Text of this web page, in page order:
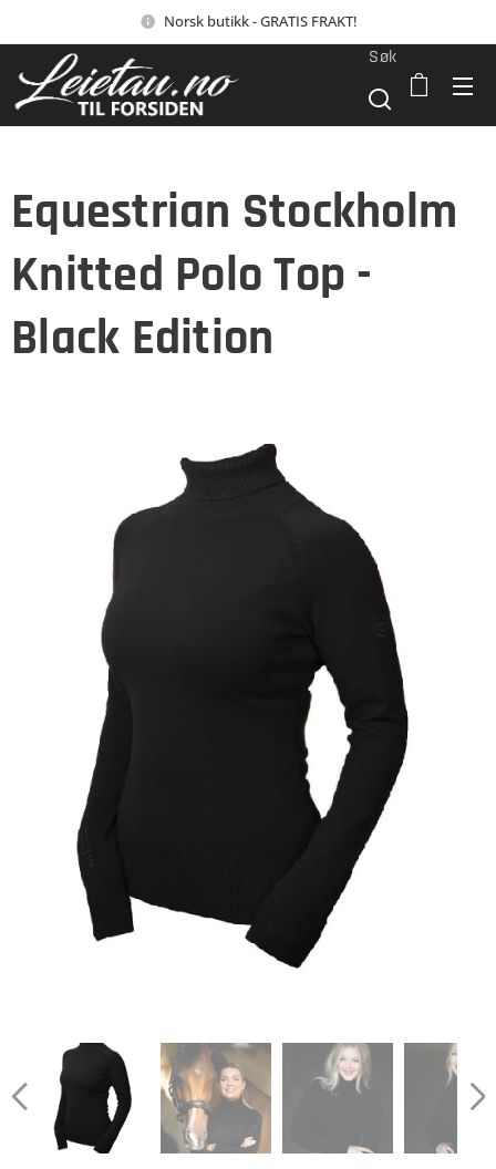
Norsk butikk - GRATIS FRAKT!
Søk
Equestrian Stockholm
Knitted Polo Top -
Black Edition